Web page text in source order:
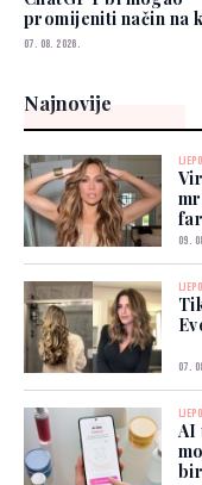
promijeniti način na
biramo šminku
07. 08. 2026.
Najnovije
09.
07.
AI